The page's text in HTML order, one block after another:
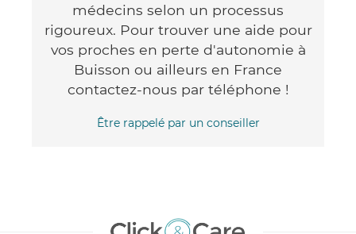
médecins selon un processus
rigoureux. Pour trouver une aide pour
vos proches en perte d'autonomie à
Buisson ou ailleurs en France
contactez-nous par téléphone !
Être rappelé par un conseiller